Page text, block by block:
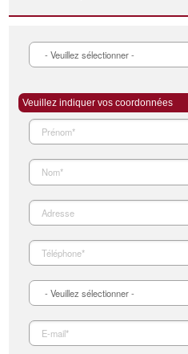
Veuillez indiquer vos coordonnées